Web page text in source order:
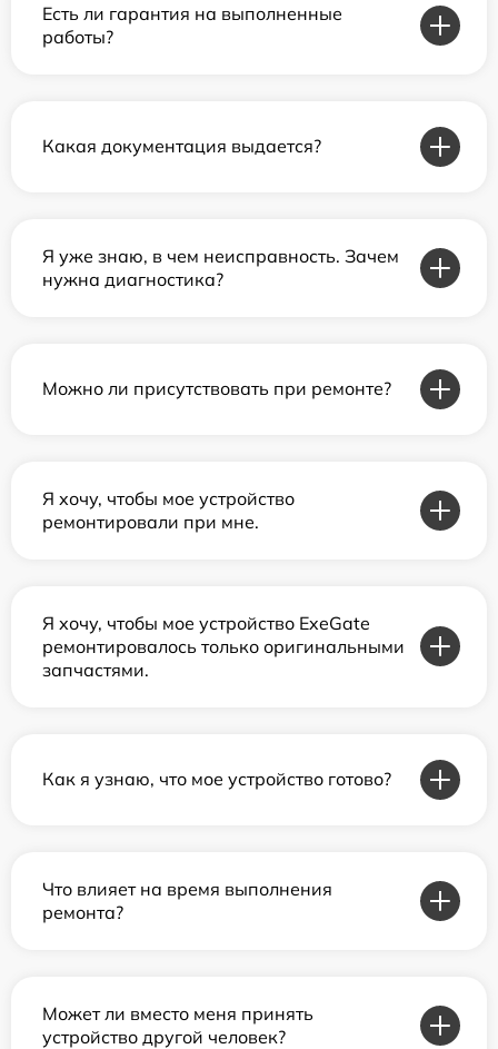
Есть ли гарантия на выполненные
работы?
Какая документация выдается?
Я уже знаю, в чем неисправность. Зачем
нужна диагностика?
Можно ли присутствовать при ремонте?
Я хочу, чтобы мое устройство
ремонтировали при мне.
Я хочу, чтобы мое устройство ExeGate
ремонтировалось только оригинальными
запчастями.
Как я узнаю, что мое устройство готово?
Что влияет на время выполнения
ремонта?
Может ли вместо меня принять
устройство другой человек?